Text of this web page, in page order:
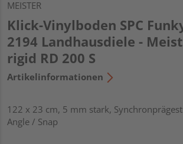
MEISTER
Klick-Vinylboden SPC
2194 Landhausdiele -
rigid RD 200 S
Artikelinformationen
122 x 23 cm, 5 mm stark,
Angle / Snap